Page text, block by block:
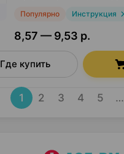
Популярно Инструкция
8,57 — 9,53 р.
Где купить
1 2 3 4 5 …